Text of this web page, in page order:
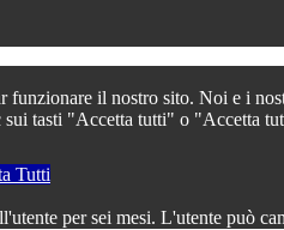
funzionare il nostro sito. Noi e i
tasti "Accetta tutti" o "Accetta
Tutti
per sei mesi. L'utente può